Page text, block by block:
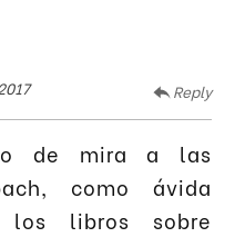
Reply
de mira a las
como ávida
libros sobre